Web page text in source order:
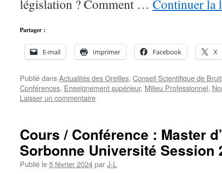
législation ? Comment … Continuer la
Partager :
E-mail Imprimer Facebook X
Publié dansActualités des Oreilles, Conseil Scientifique de
Conférences, Enseignement supérieur, Milieu Professionnel,
Laisser un commentaire
Cours / Conférence : Master
Sorbonne Université Session
Publié le5 février 2024parJ-L